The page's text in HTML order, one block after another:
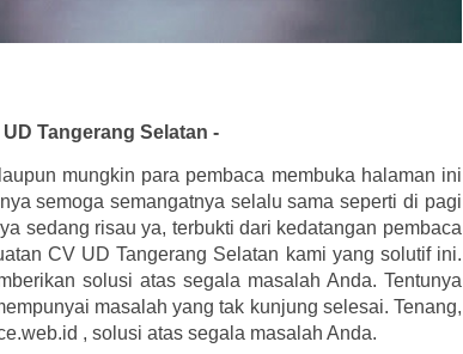
Tangerang Selatan -
mungkin para pembaca membuka halaman ini
semoga semangatnya selalu sama seperti di pagi
sedang risau ya, terbukti dari kedatangan pembaca
CV UD Tangerang Selatan kami yang solutif ini.
solusi atas segala masalah Anda. Tentunya
masalah yang tak kunjung selesai. Tenang,
, solusi atas segala masalah Anda.